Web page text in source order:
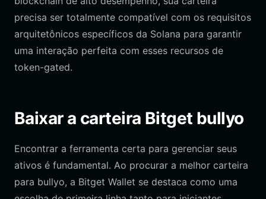
precisa ser totalmente compatível com os requisitos
arquitetônicos específicos da Solana para garantir
uma interação perfeita com esses recursos de
token-gated.
Baixar a carteira Bitget bullyo
Encontrar a ferramenta certa para gerenciar seus
ativos é fundamental. Ao procurar a melhor carteira
para bullyo, a Bitget Wallet se destaca como uma